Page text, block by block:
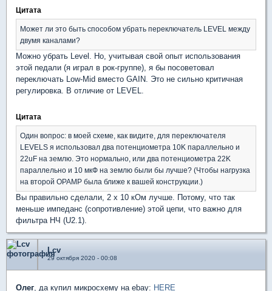
Цитата
Может ли это быть способом убрать переключатель LEVEL между
двумя каналами?
Можно убрать Level. Но, учитывая свой опыт использования
этой педали (я играл в рок-группе), я бы посоветовал
переключать Low-Mid вместо GAIN. Это не сильно критичная
регулировка. В отличие от LEVEL.
Цитата
Один вопрос: в моей схеме, как видите, для переключателя
LEVELS я использовал два потенциометра 10K параллельно и
22uF на землю. Это нормально, или два потенциометра 22K
параллельно и 10 мкФ на землю были бы лучше? (Чтобы нагрузка
на второй OPAMP была ближе к вашей конструкции.)
Вы правильно сделали, 2 х 10 кОм лучше. Потому, что так
меньше импеданс (сопротивление) этой цепи, что важно для
фильтра НЧ (U2.1).
Lcv
29 октября 2020 - 00:08
Олег , да купил микросхему на ebay: HERE